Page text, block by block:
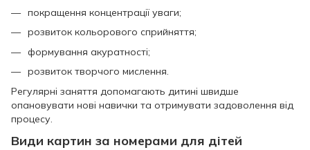
покращення концентрації уваги;
розвиток кольорового сприйняття;
формування акуратності;
розвиток творчого мислення.
Регулярні заняття допомагають дитині швидше
опановувати нові навички та отримувати задоволення від
процесу.
Види картин за номерами для дітей